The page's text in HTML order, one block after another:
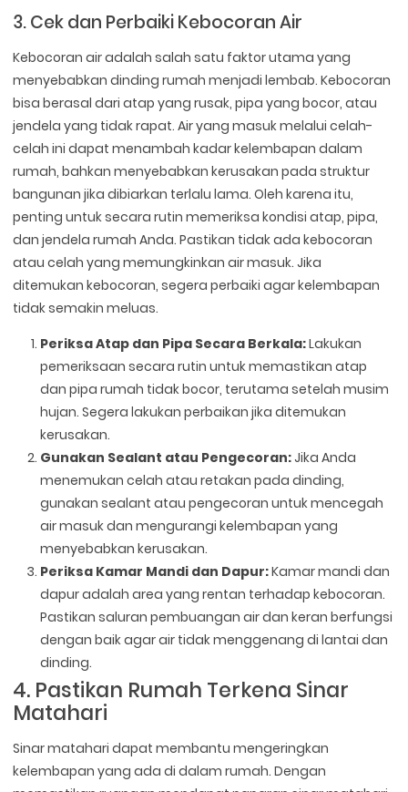
3. Cek dan Perbaiki Kebocoran Air
Kebocoran air adalah salah satu faktor utama yang
menyebabkan dinding rumah menjadi lembab. Kebocoran
bisa berasal dari atap yang rusak, pipa yang bocor, atau
jendela yang tidak rapat. Air yang masuk melalui celah-
celah ini dapat menambah kadar kelembapan dalam
rumah, bahkan menyebabkan kerusakan pada struktur
bangunan jika dibiarkan terlalu lama. Oleh karena itu,
penting untuk secara rutin memeriksa kondisi atap, pipa,
dan jendela rumah Anda. Pastikan tidak ada kebocoran
atau celah yang memungkinkan air masuk. Jika
ditemukan kebocoran, segera perbaiki agar kelembapan
tidak semakin meluas.
Periksa Atap dan Pipa Secara Berkala:Lakukan
pemeriksaan secara rutin untuk memastikan atap
dan pipa rumah tidak bocor, terutama setelah musim
hujan. Segera lakukan perbaikan jika ditemukan
kerusakan.
Gunakan Sealant atau Pengecoran:Jika Anda
menemukan celah atau retakan pada dinding,
gunakan sealant atau pengecoran untuk mencegah
air masuk dan mengurangi kelembapan yang
menyebabkan kerusakan.
Periksa Kamar Mandi dan Dapur:Kamar mandi dan
dapur adalah area yang rentan terhadap kebocoran.
Pastikan saluran pembuangan air dan keran berfungsi
dengan baik agar air tidak menggenang di lantai dan
dinding.
4. Pastikan Rumah Terkena Sinar
Matahari
Sinar matahari dapat membantu mengeringkan
kelembapan yang ada di dalam rumah. Dengan